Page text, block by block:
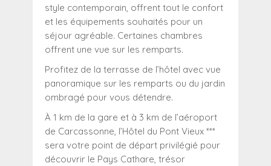
style contemporain, offrent tout le confort
et les équipements souhaités pour un
séjour agréable. Certaines chambres
offrent une vue sur les remparts.
Profitez de la terrasse de l’hôtel avec vue
panoramique sur les remparts ou du jardin
ombragé pour vous détendre.
À 1 km de la gare et à 3 km de l’aéroport
de Carcassonne, l’Hôtel du Pont Vieux ***
sera votre point de départ privilégié pour
découvrir le Pays Cathare, trésor